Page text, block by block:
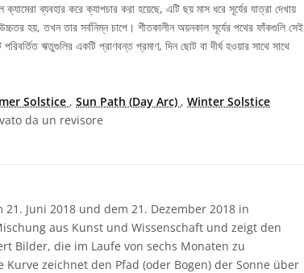
ব্যবহার করে ক্যাপচার করা হয়েছে, এটি ছয় মাস ধরে সূর্যের যাত্রা দেখায়
হয়, তখন তার সর্বনিম্ন চাপে। শীতকালীন অয়নকাল সূর্যের পথের ফাঁকগুলি সেই
ঋতুগুলির একটি প্রাণবন্ত প্রমাণ, দিন ছোট বা দীর্ঘ হওয়ার সাথে সাথে
Solstice , Sun Path (Day Arc) , Winter Solstice
da un revisore
Juni 2018 und dem 21. Dezember 2018 in
aus Kunst und Wissenschaft und zeigt den
Bilder, die im Laufe von sechs Monaten zu
zeichnet den Pfad (oder Bogen) der Sonne über